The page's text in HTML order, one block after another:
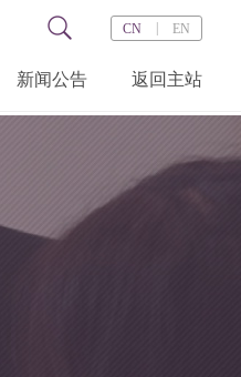
CN EN
新闻公告 返回主站